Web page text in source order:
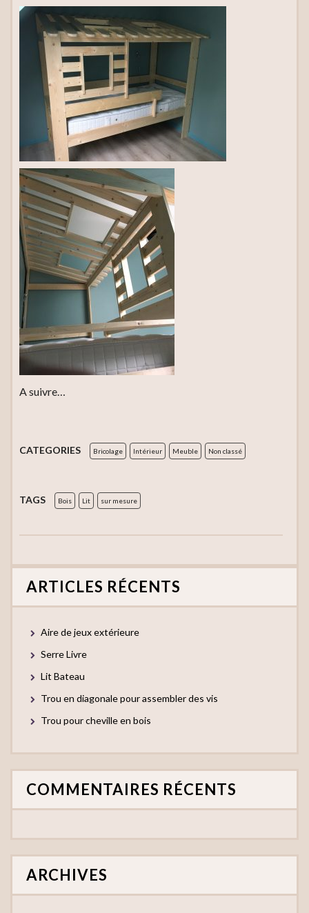
A suivre…
CATEGORIES Bricolage Intérieur Meuble Non classé
TAGS Bois Lit sur mesure
ARTICLES RÉCENTS
Aire de jeux extérieure
Serre Livre
Lit Bateau
Trou en diagonale pour assembler des vis
Trou pour cheville en bois
COMMENTAIRES RÉCENTS
ARCHIVES